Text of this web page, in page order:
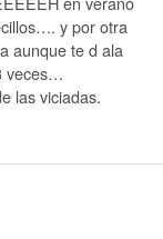
y por otra
aunque te d ala
veces…
las viciadas.